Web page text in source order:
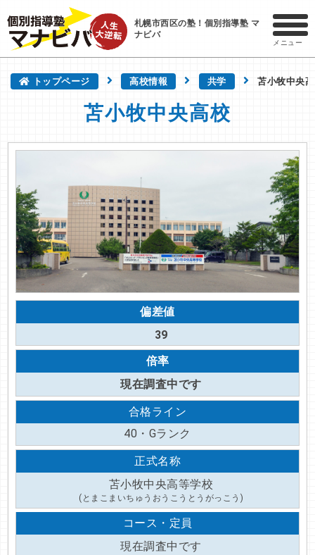
札幌市西区の塾！個別指導塾 マ
ナビバ
メニュー
トップページ 高校情報 共学 苫小牧中央
苫小牧中央高校
偏差値
39
倍率
現在調査中です
合格ライン
40・Gランク
正式名称
苫小牧中央高等学校
(とまこまいちゅうおうこうとうがっこう)
コース・定員
現在調査中です